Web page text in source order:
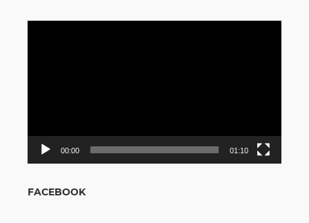
00:00 01:10
FACEBOOK